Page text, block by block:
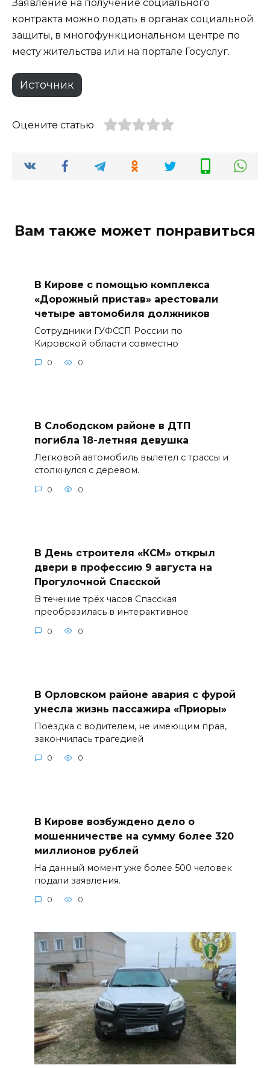
Заявление на получение социального
контракта можно подать в органах социальной
защиты, в многофункциональном центре по
месту жительства или на портале Госуслуг.
Источник
Оцените статью
Вам также может понравиться
В Кирове с помощью комплекса
«Дорожный пристав» арестовали
четыре автомобиля должников
Сотрудники ГУФССП России по
Кировской области совместно
0 0
В Слободском районе в ДТП
погибла 18-летняя девушка
Легковой автомобиль вылетел с трассы и
столкнулся с деревом.
0 0
В День строителя «КСМ» открыл
двери в профессию 9 августа на
Прогулочной Спасской
В течение трёх часов Спасская
преобразилась в интерактивное
0 0
В Орловском районе авария с фурой
унесла жизнь пассажира «Приоры»
Поездка с водителем, не имеющим прав,
закончилась трагедией
0 0
В Кирове возбуждено дело о
мошенничестве на сумму более 320
миллионов рублей
На данный момент уже более 500 человек
подали заявления.
0 0